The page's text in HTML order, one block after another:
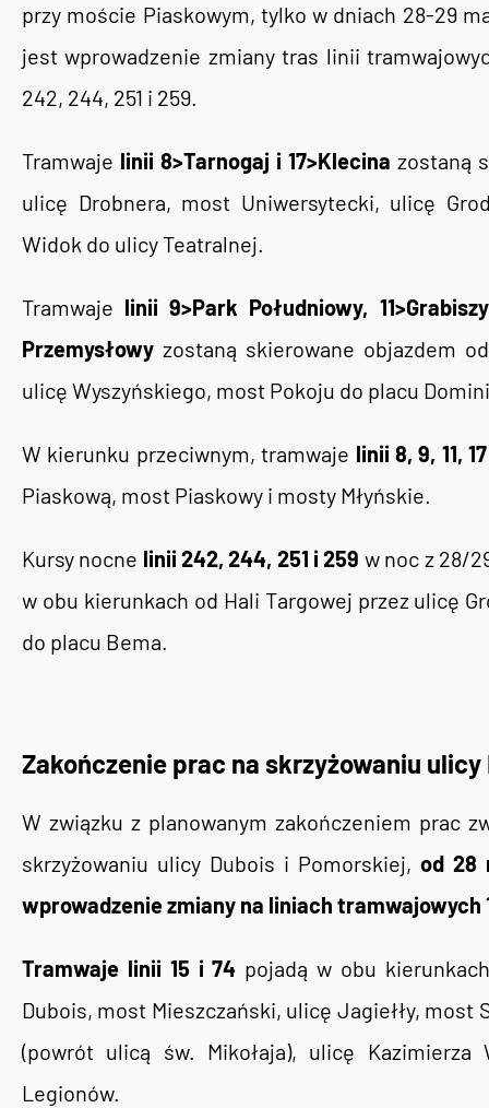
przy moście Piaskowym, tylko w dniach 28-29
jest wprowadzenie zmiany tras linii
242, 244, 251 i 259.
Tramwaje linii 8>Tarnogaj i 17>Klecina zostaną
ulicę Drobnera, most Uniwersytecki, ulicę
Widok do ulicy Teatralnej.
Tramwaje linii 9>Park Południowy,
Przemysłowy zostaną skierowane objazdem
ulicę Wyszyńskiego, most Pokoju do placu
W kierunku przeciwnym, tramwaje linii 8, 9, 11,
Piaskową, most Piaskowy i mosty Młyńskie.
Kursy nocne linii 242, 244, 251 i 259 w noc z 28/
w obu kierunkach od Hali Targowej przez ulicę
do placu Bema.
Zakończenie prac na skrzyżowaniu
W związku z planowanym zakończeniem prac
skrzyżowaniu ulicy Dubois i Pomorskiej, od 28
wprowadzenie zmiany na liniach tramwajowych
Tramwaje linii 15 i 74 pojadą w obu
Dubois, most Mieszczański, ulicę Jagiełły, most
(powrót ulicą św. Mikołaja), ulicę
Legionów.